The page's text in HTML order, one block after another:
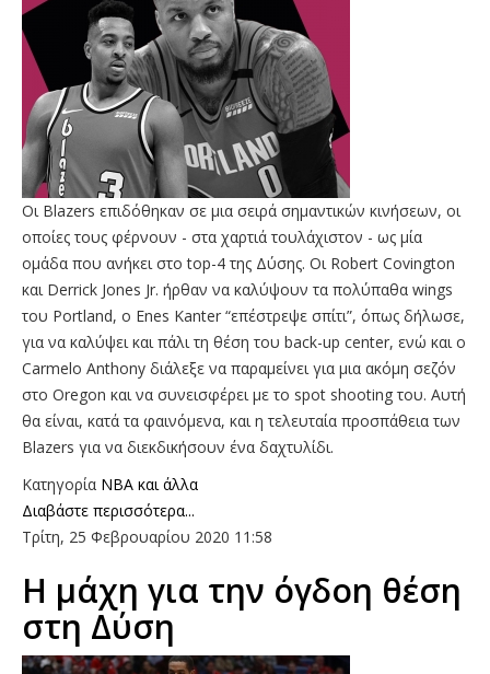
Οι Blazers επιδόθηκαν σε μια σειρά σημαντικών κινήσεων, οι
οποίες τους φέρνουν - στα χαρτιά τουλάχιστον - ως μία
ομάδα που ανήκει στο top-4 της Δύσης. Οι Robert Covington
και Derrick Jones Jr. ήρθαν να καλύψουν τα πολύπαθα wings
του Portland, o Enes Kanter “επέστρεψε σπίτι”, όπως δήλωσε,
για να καλύψει και πάλι τη θέση του back-up center, ενώ και ο
Carmelo Anthony διάλεξε να παραμείνει για μια ακόμη σεζόν
στο Oregon και να συνεισφέρει με το spot shooting του. Αυτή
θα είναι, κατά τα φαινόμενα, και η τελευταία προσπάθεια των
Blazers για να διεκδικήσουν ένα δαχτυλίδι.
Κατηγορία NBA και άλλα
Διαβάστε περισσότερα...
Τρίτη, 25 Φεβρουαρίου 2020 11:58
Η μάχη για την όγδοη θέση
στη Δύση